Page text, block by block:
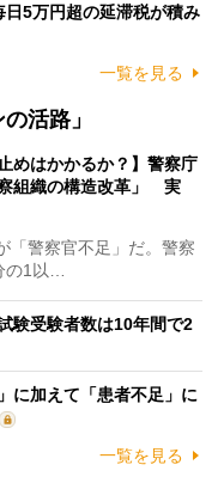
5万円超の延滞税が積み
一覧を見る
活路」
めはかかるか？】警察庁
組織の構造改革」 実
警察官不足」だ。警察
の1以…
験受験者数は10年間で2
に加えて「患者不足」に
一覧を見る